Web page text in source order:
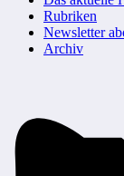
Rubriken
Newsletter
Archiv